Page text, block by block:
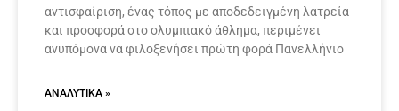
αντισφαίριση, ένας τόπος με αποδεδειγμένη λατρεία
και προσφορά στο ολυμπιακό άθλημα, περιμένει
ανυπόμονα να φιλοξενήσει πρώτη φορά Πανελλήνιο
ΑΝΑΛΥΤΙΚΆ »